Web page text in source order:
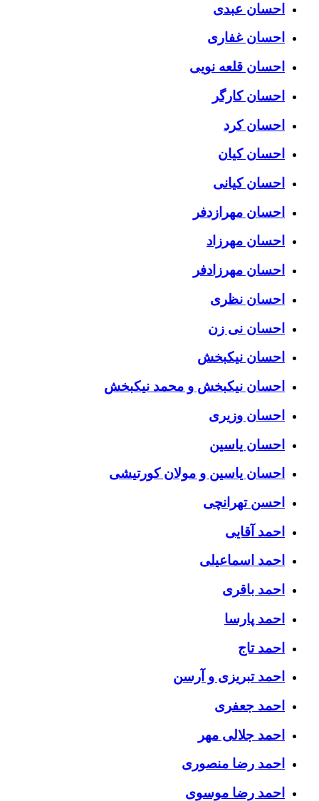
احسان عبدی
احسان غفاری
احسان قلعه نویی
احسان کارگر
احسان کرد
احسان کیان
احسان کیانی
احسان مهرازدفر
احسان مهرزاد
احسان مهرزادفر
احسان نظری
احسان نی زن
احسان نیکبخش
احسان نیکبخش و محمد نیکبخش
احسان وزیری
احسان یاسین
احسان یاسین و مولان کورتیشی
احسن تهرانچی
احمد آقایی
احمد اسماعیلی
احمد باقری
احمد پارسا
احمد تاج
احمد تبریزی و آرسن
احمد جعفری
احمد جلالی مهر
احمد رضا منصوری
احمد رضا موسوی